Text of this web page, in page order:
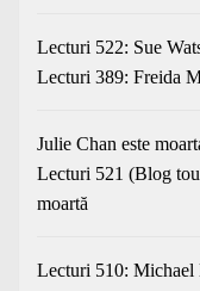
Lecturi 522: Sue
Lecturi 389: Freida
Julie Chan este
Lecturi 521 (Blog
moartă
Lecturi 510: